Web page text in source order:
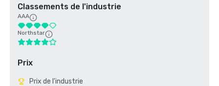
Classements de l'industrie
AAA
Northstar
Prix
Prix de l'industrie